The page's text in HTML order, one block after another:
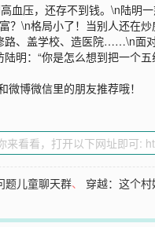
血压，还存不到钱。\n陆明
\n格局小了！当别人还在
、盖学校、造医院……\n面
：“你是怎么想到把一个
博微信里的朋友推荐哦！
题儿童聊天群、 穿越：这个